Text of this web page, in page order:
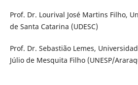
Prof. Dr. Lourival José Martins Filho,
de Santa Catarina (UDESC)
Prof. Dr. Sebastião Lemes,
Júlio de Mesquita Filho (UNESP/